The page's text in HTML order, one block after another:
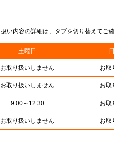
内容の詳細は、タブを切り替えてご確
土曜日
お取り扱いしません お取
お取り扱いしません お取
9:00～12:30 お取
お取り扱いしません お取